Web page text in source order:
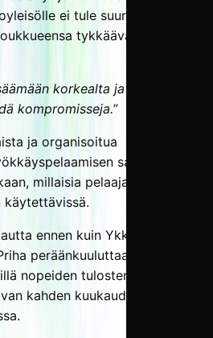
ei tule suurena
tykkäävät ottaa
korkealta ja kovaa, vaikka
kompromisseja.”
ja organisoitua
sapluunat
millaisia pelaajatyyppejä
käytettävissä.
ennen kuin Ykkösessä
peräänkuuluttaakin
nopeiden tulosten sijaan
kahden kuukauden ajan hyvän